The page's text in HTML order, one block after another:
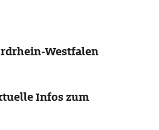
Westfalen
Infos zum